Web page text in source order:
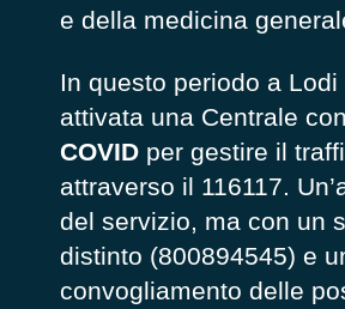
e della medicina
In questo periodo a Lodi
attivata una Centrale
COVIDper gestire il
attraverso il 116117.
del servizio, ma con un
distinto (800894545) e
convogliamento delle